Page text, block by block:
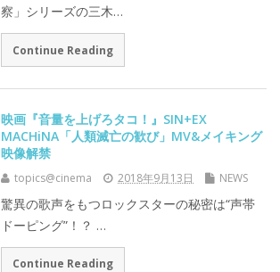
察」シリーズの三木…
Continue Reading
映画『音量を上げろタコ！』SIN+EX
MACHiNA「人類滅亡の歓び」MV&メイキング
映像解禁
topics@cinema 2018年9月13日 NEWS
驚異の歌声をもつロックスターの秘密は“声帯
ドーピング”！？ …
Continue Reading